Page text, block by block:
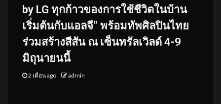
by LG ทุกก้าวของการใช้ชีวิตในบ้าน
เริ่มต้นกับแอลจี” พร้อมทัพศิลปินไทย
ร่วมสร้างสีสัน ณ เซ็นทรัลเวิลด์ 4-9
มิถุนายนนี้
2 เดือน ago admin